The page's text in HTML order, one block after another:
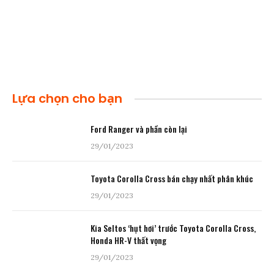
Lựa chọn cho bạn
Ford Ranger và phần còn lại
29/01/2023
Toyota Corolla Cross bán chạy nhất phân khúc
29/01/2023
Kia Seltos ‘hụt hơi’ trước Toyota Corolla Cross,
Honda HR-V thất vọng
29/01/2023